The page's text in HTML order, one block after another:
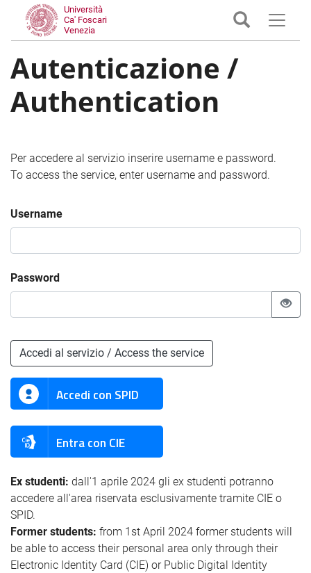
Università
Ca' Foscari
Venezia
Autenticazione /
Authentication
Per accedere al servizio inserire username e password.
To access the service, enter username and password.
Username
Password
Accedi al servizio / Access the service
Accedi con SPID
Entra con CIE
Ex studenti: dall'1 aprile 2024 gli ex studenti potranno
accedere all'area riservata esclusivamente tramite CIE o
SPID.
Former students: from 1st April 2024 former students will
be able to access their personal area only through their
Electronic Identity Card (CIE) or Public Digital Identity